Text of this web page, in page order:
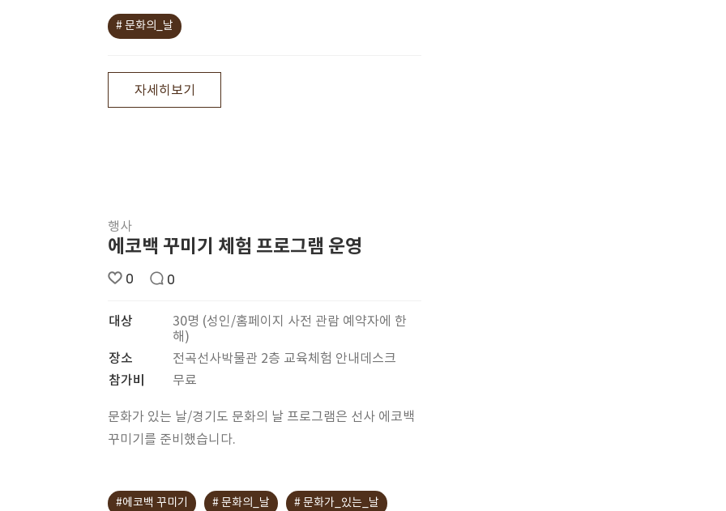
# 문화의_날
자세히보기
행사
에코백 꾸미기 체험 프로그램 운영
0 0
대상
30명 (성인/홈페이지 사전 관람 예약자에 한
해)
장소
전곡선사박물관 2층 교육체험 안내데스크
참가비
무료
문화가 있는 날/경기도 문화의 날 프로그램은 선사 에코백
꾸미기를 준비했습니다.
#에코백 꾸미기 # 문화의_날 # 문화가_있는_날